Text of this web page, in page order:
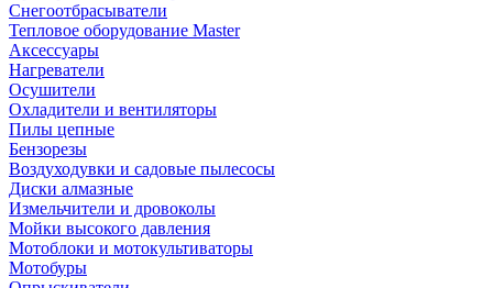
Снегоотбрасыватели
Тепловое оборудование Master
Аксессуары
Нагреватели
Осушители
Охладители и вентиляторы
Пилы цепные
Бензорезы
Воздуходувки и садовые пылесосы
Диски алмазные
Измельчители и дровоколы
Мойки высокого давления
Мотоблоки и мотокультиваторы
Мотобуры